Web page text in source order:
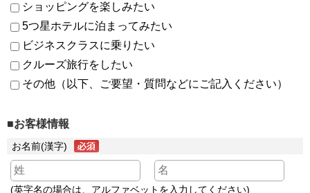
ショッピングを楽しみたい
5つ星ホテルに泊まってみたい
ビジネスクラスに乗りたい
クルーズ旅行をしたい
その他（以下、ご要望・質問などにご記入ください）
■お客様情報
お名前(漢字)
(英字名の場合は、アルファベットを入力してください)